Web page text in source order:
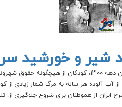
شیر و خورشید
در سال‌های آغازین دهه ۱۳۰۰، کودکان از
ایران از هموطنان برای شروع جلوگیری از: